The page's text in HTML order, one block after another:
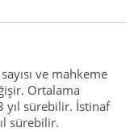
ve mahkeme
Ortalama
yıl sürebilir. İstinaf
sürebilir.